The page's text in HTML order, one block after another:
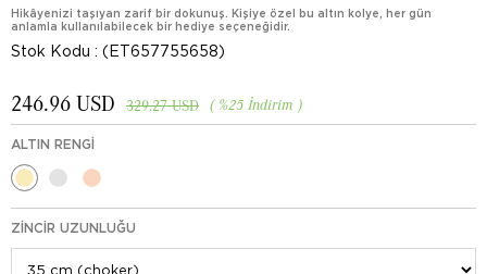
Hikâyenizi taşıyan zarif bir dokunuş. Kişiye özel bu altın kolye, her gün
anlamla kullanılabilecek bir hediye seçeneğidir.
Stok Kodu (ET657755658)
%25 İndirim
329.27 USD
246.96 USD
ALTIN RENGI
ZINCIR UZUNLUĞU